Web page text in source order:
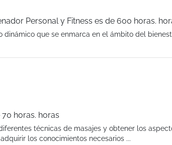
Personal y Fitness es de 600 horas.
que se enmarca en el ámbito del
horas. horas
técnicas de masajes y obtener los
los conocimientos necesarios ...